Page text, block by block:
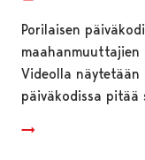
Porilaisen
maahanmuuttajien
Videolla
päiväkodissa